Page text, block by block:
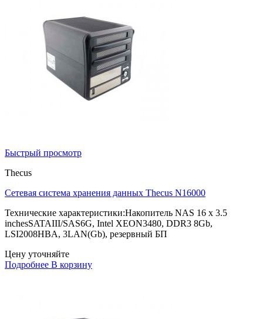
Быстрый просмотр
Thecus
Сетевая система хранения данных Thecus N16000
Технические характеристики:Накопитель NAS 16 x 3.5
inchesSATAIII/SAS6G, Intel XEON3480, DDR3 8Gb,
LSI2008HBA, 3LAN(Gb), резервный БП
Цену уточняйте
Подробнее В корзину